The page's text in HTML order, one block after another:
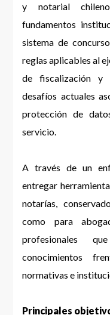
y notarial
fundamentos
sistema de
reglas aplicables al
de fiscalización y
desafíos actuales
protección de
servicio.
A través de un
entregar
notarías,
como para
profesionales
conocimientos
normativas e
Principales